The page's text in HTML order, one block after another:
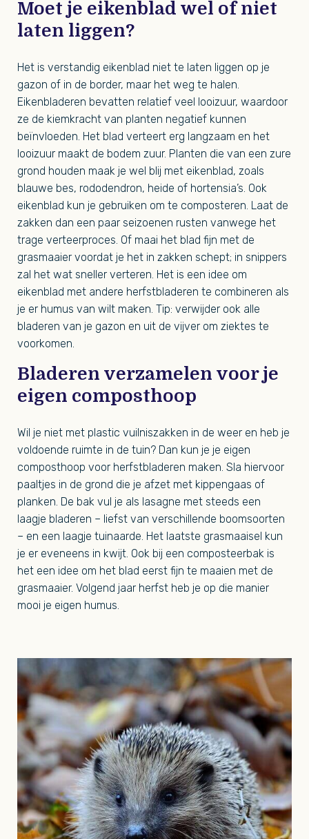
Moet je eikenblad wel of niet
laten liggen?
Het is verstandig eikenblad niet te laten liggen op je
gazon of in de border, maar het weg te halen.
Eikenbladeren bevatten relatief veel looizuur, waardoor
ze de kiemkracht van planten negatief kunnen
beïnvloeden. Het blad verteert erg langzaam en het
looizuur maakt de bodem zuur. Planten die van een zure
grond houden maak je wel blij met eikenblad, zoals
blauwe bes, rododendron, heide of hortensia’s. Ook
eikenblad kun je gebruiken om te composteren. Laat de
zakken dan een paar seizoenen rusten vanwege het
trage verteerproces. Of maai het blad fijn met de
grasmaaier voordat je het in zakken schept; in snippers
zal het wat sneller verteren. Het is een idee om
eikenblad met andere herfstbladeren te combineren als
je er humus van wilt maken. Tip: verwijder ook alle
bladeren van je gazon en uit de vijver om ziektes te
voorkomen.
Bladeren verzamelen voor je
eigen composthoop
Wil je niet met plastic vuilniszakken in de weer en heb je
voldoende ruimte in de tuin? Dan kun je je eigen
composthoop voor herfstbladeren maken. Sla hiervoor
paaltjes in de grond die je afzet met kippengaas of
planken. De bak vul je als lasagne met steeds een
laagje bladeren – liefst van verschillende boomsoorten
– en een laagje tuinaarde. Het laatste grasmaaisel kun
je er eveneens in kwijt. Ook bij een composteerbak is
het een idee om het blad eerst fijn te maaien met de
grasmaaier. Volgend jaar herfst heb je op die manier
mooi je eigen humus.